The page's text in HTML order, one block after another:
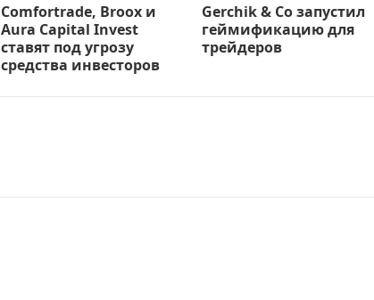
Comfortrade, Broox и
Aura Capital Invest
ставят под угрозу
средства инвесторов
Gerchik & Co запустил
геймификацию для
трейдеров